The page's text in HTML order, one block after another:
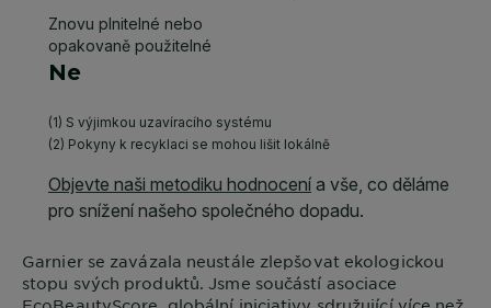
Garnierse zavázala neustále zlepšovat ekologickou
stopu svých produktů. Jsme součástí asociace